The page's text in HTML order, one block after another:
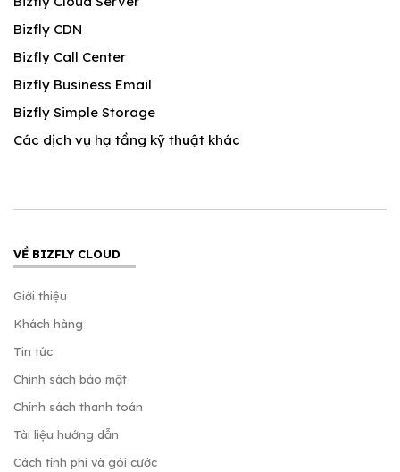
Bizfly CDN
Bizfly Call Center
Bizfly Business Email
Bizfly Simple Storage
Các dịch vụ hạ tầng kỹ thuật khác
VỀ BIZFLY CLOUD
Giới thiệu
Khách hàng
Tin tức
Chính sách bảo mật
Chính sách thanh toán
Tài liệu hướng dẫn
Cách tính phí và gói cước